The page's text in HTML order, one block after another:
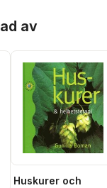
av
Huskurer och